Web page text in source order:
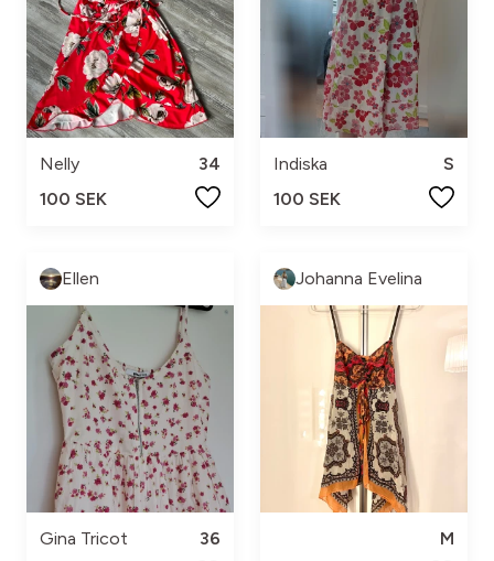
Nelly
34
100 SEK
Indiska
S
100 SEK
Ellen
Gina Tricot
36
Johanna Evelina
M